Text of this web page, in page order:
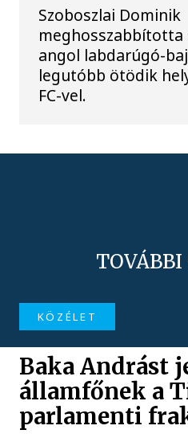
Szoboszlai Dominik
meghosszabbította
angol labdarúgó-
legutóbb ötödik
FC-vel.
KÖZÉLET
Baka Andrást
államfőnek a
parlamenti